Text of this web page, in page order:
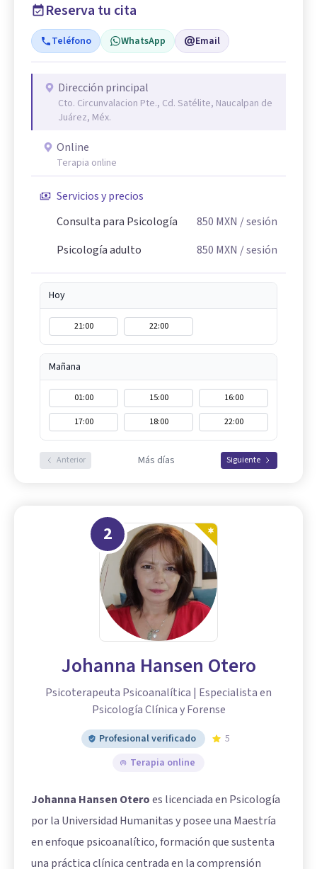
Reserva tu cita
Teléfono WhatsApp Email
Dirección principal
Cto. Circunvalacion Pte., Cd. Satélite, Naucalpan de
Juárez, Méx.
Online
Terapia online
Servicios y precios
Consulta para Psicología
850 MXN / sesión
Psicología adulto
850 MXN / sesión
Hoy
21:00 22:00
Mañana
01:00 15:00
16:00
17:00
18:00 22:00
Anterior Más días Siguiente
2
Johanna Hansen Otero
Psicoterapeuta Psicoanalítica | Especialista en
Psicología Clínica y Forense
Profesional verificado
5
Terapia online
Johanna Hansen Oteroes licenciada en Psicología
por la Universidad Humanitas y posee una Maestría
en enfoque psicoanalítico, formación que sustenta
una práctica clínica centrada en la comprensión